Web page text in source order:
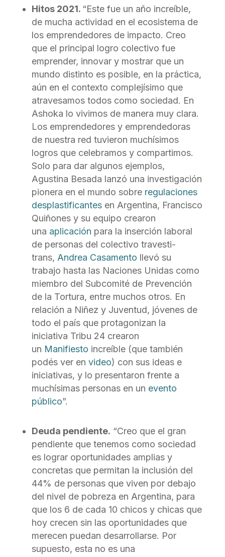
Hitos 2021. “Este fue un año increíble,
de mucha actividad en el ecosistema de
los emprendedores de impacto. Creo
que el principal logro colectivo fue
emprender, innovar y mostrar que un
mundo distinto es posible, en la práctica,
aún en el contexto complejísimo que
atravesamos todos como sociedad. En
Ashoka lo vivimos de manera muy clara.
Los emprendedores y emprendedoras
de nuestra red tuvieron muchísimos
logros que celebramos y compartimos.
Solo para dar algunos ejemplos,
Agustina Besada lanzó una investigación
pionera en el mundo sobre regulaciones
desplastificantesen Argentina, Francisco
Quiñones y su equipo crearon
una aplicación para la inserción laboral
de personas del colectivo travesti-
trans, Andrea Casamento llevó su
trabajo hasta las Naciones Unidas como
miembro del Subcomité de Prevención
de la Tortura, entre muchos otros. En
relación a Niñez y Juventud, jóvenes de
todo el país que protagonizan la
iniciativa Tribu 24 crearon
un Manifiesto increíble (que también
podés ver en video) con sus ideas e
iniciativas, y lo presentaron frente a
muchísimas personas en un evento
público”.
Deuda pendiente. “Creo que el gran
pendiente que tenemos como sociedad
es lograr oportunidades amplias y
concretas que permitan la inclusión del
44% de personas que viven por debajo
del nivel de pobreza en Argentina, para
que los 6 de cada 10 chicos y chicas que
hoy crecen sin las oportunidades que
merecen puedan desarrollarse. Por
supuesto, esta no es una